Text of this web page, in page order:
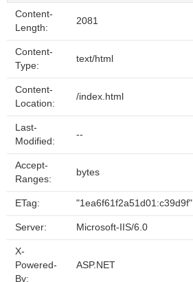
Content-
Length:
2081
Content-
Type:
text/html
Content-
Location:
/index.html
Last-
Modified:
--
Accept-
Ranges:
bytes
ETag: "1ea6f61f2a51d01:c39d9f"
Server: Microsoft-IIS/6.0
X-
Powered-
By:
ASP.NET